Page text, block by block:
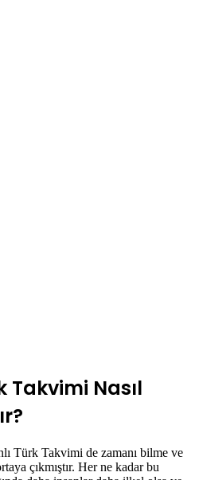
Takvimi Nasıl
Türk Takvimi de zamanı bilme ve
çıkmıştır. Her ne kadar bu